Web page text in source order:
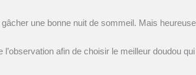
une bonne nuit de sommeil. Mais
afin de choisir le meilleur doudou